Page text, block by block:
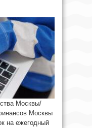
Москвы/
Москвы
на ежегодный